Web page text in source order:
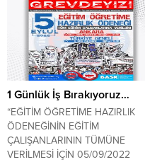
kanun ile başlayan toplu
serüveni 10 yıl boyunca devam
etmiş,2010 yılında yapılan
Anayasa değişikliği ve 2012
yılında yapılan kanun değişikliği
ile de toplu görüşmeler “isim
değiştirmiş” toplu sözleşme adını
almıştır. Ancak; kamu görevlileri
için yıllar...
1 Günlük İş Bırakıyoruz…
“EĞİTİM ÖĞRETİME HAZIRLIK
ÖDENEĞİNİN EĞİTİM
ÇALIŞANLARININ TÜMÜNE
VERİLMESİ İÇİN 05/09/2022